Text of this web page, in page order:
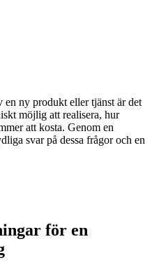
ny produkt eller tjänst är det
möjlig att realisera, hur
att kosta. Genom en
svar på dessa frågor och en
för en